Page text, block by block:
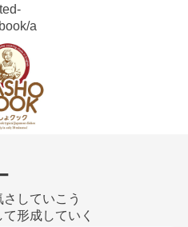
a
していこう
形成していく